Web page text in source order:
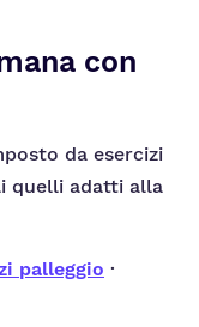
con
da esercizi
quelli adatti alla
palleggio ·